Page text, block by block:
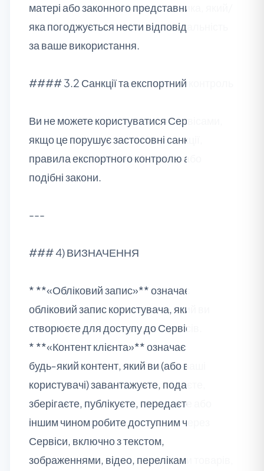
матері або законного представника, який/
яка погоджується нести відповідальність
за ваше використання.
#### 3.2 Санкції та експортний контроль
Ви не можете користуватися Сервісами,
якщо це порушує застосовні санкції,
правила експортного контролю або
подібні закони.
---
### 4) ВИЗНАЧЕННЯ
* **«Обліковий запис»** означає
обліковий запис користувача, який ви
створюєте для доступу до Сервісів.
* **«Контент клієнта»** означає
будь‑який контент, який ви (або ваші
користувачі) завантажуєте, подаєте,
зберігаєте, публікуєте, передаєте або
іншим чином робите доступним через
Сервіси, включно з текстом,
зображеннями, відео, переліками товарів,